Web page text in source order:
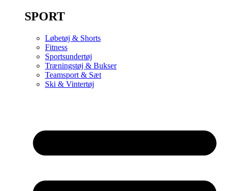
SPORT
Løbetøj & Shorts
Fitness
Sportsundertøj
Træningstøj & Bukser
Teamsport & Sæt
Ski & Vintertøj